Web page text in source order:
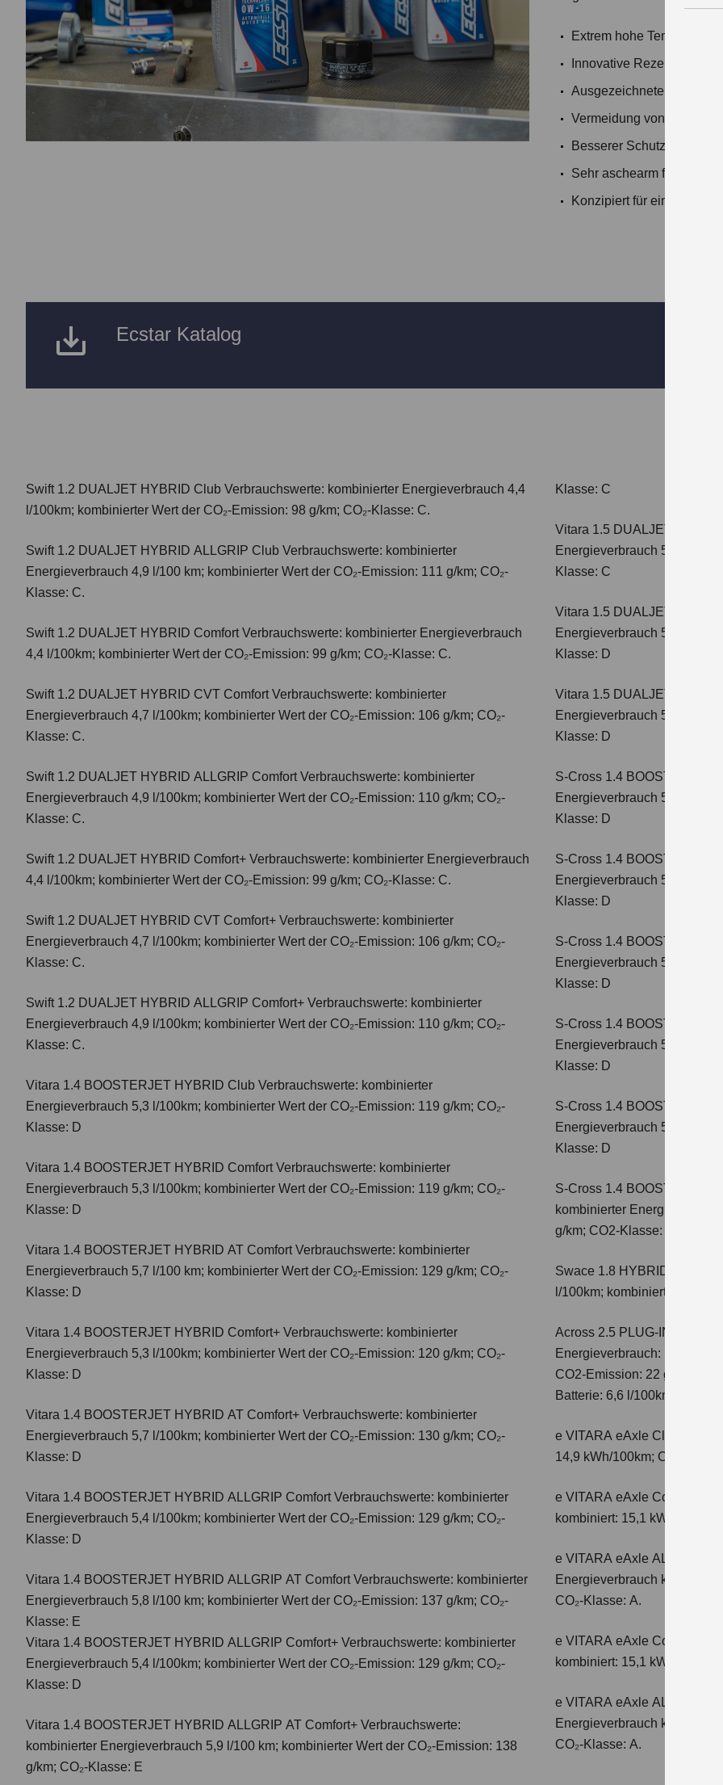
Extrem hohe
Innovative Rezepturen
Ausgezeichnete
Vermeidung von
Besserer Schutz vor
Sehr aschearm für
Konzipiert für eine lange
Ecstar Katalog
Swift 1.2 DUALJET HYBRID Club Verbrauchswerte: kombinierter Energieverbrauch 4,4
l/100km; kombinierter Wert der CO₂-Emission: 98 g/km; CO₂-Klasse: C.
Swift 1.2 DUALJET HYBRID ALLGRIP Club Verbrauchswerte: kombinierter
Energieverbrauch 4,9 l/100 km; kombinierter Wert der CO₂-Emission: 111 g/km; CO₂-
Klasse: C.
Swift 1.2 DUALJET HYBRID ComfortVerbrauchswerte: kombinierter Energieverbrauch
4,4 l/100km; kombinierter Wert der CO₂-Emission: 99 g/km; CO₂-Klasse: C.
Swift 1.2 DUALJET HYBRID CVT ComfortVerbrauchswerte: kombinierter
Energieverbrauch 4,7 l/100km; kombinierter Wert der CO₂-Emission: 106 g/km; CO₂-
Klasse: C.
Swift 1.2 DUALJET HYBRID ALLGRIP ComfortVerbrauchswerte: kombinierter
Energieverbrauch 4,9 l/100km; kombinierter Wert der CO₂-Emission: 110 g/km; CO₂-
Klasse: C.
Swift 1.2 DUALJET HYBRID Comfort+ Verbrauchswerte: kombinierter Energieverbrauch
4,4 l/100km; kombinierter Wert der CO₂-Emission: 99 g/km; CO₂-Klasse: C.
Swift 1.2 DUALJET HYBRID CVT Comfort+ Verbrauchswerte: kombinierter
Energieverbrauch 4,7 l/100km; kombinierter Wert der CO₂-Emission: 106 g/km; CO₂-
Klasse: C.
Swift 1.2 DUALJET HYBRID ALLGRIP Comfort+ Verbrauchswerte: kombinierter
Energieverbrauch 4,9 l/100km; kombinierter Wert der CO₂-Emission: 110 g/km; CO₂-
Klasse: C.
Vitara 1.4 BOOSTERJET HYBRID Club Verbrauchswerte: kombinierter
Energieverbrauch 5,3 l/100km; kombinierter Wert der CO₂-Emission: 119 g/km; CO₂-
Klasse: D
Vitara 1.4 BOOSTERJET HYBRID ComfortVerbrauchswerte: kombinierter
Energieverbrauch 5,3 l/100km; kombinierter Wert der CO₂-Emission: 119 g/km; CO₂-
Klasse: D
Vitara 1.4 BOOSTERJET HYBRID AT ComfortVerbrauchswerte: kombinierter
Energieverbrauch 5,7 l/100 km; kombinierter Wert der CO₂-Emission: 129 g/km; CO₂-
Klasse: D
Vitara 1.4 BOOSTERJET HYBRID Comfort+ Verbrauchswerte: kombinierter
Energieverbrauch 5,3 l/100km; kombinierter Wert der CO₂-Emission: 120 g/km; CO₂-
Klasse: D
Vitara 1.4 BOOSTERJET HYBRID AT Comfort+ Verbrauchswerte: kombinierter
Energieverbrauch 5,7 l/100km; kombinierter Wert der CO₂-Emission: 130 g/km; CO₂-
Klasse: D
Vitara 1.4 BOOSTERJET HYBRID ALLGRIP ComfortVerbrauchswerte: kombinierter
Energieverbrauch 5,4 l/100km; kombinierter Wert der CO₂-Emission: 129 g/km; CO₂-
Klasse: D
Vitara 1.4 BOOSTERJET HYBRID ALLGRIP AT ComfortVerbrauchswerte: kombinierter
Energieverbrauch 5,8 l/100 km; kombinierter Wert der CO₂-Emission: 137 g/km; CO₂-
Klasse: E
Vitara 1.4 BOOSTERJET HYBRID ALLGRIP Comfort+ Verbrauchswerte: kombinierter
Energieverbrauch 5,4 l/100km; kombinierter Wert der CO₂-Emission: 129 g/km; CO₂-
Klasse: D
Vitara 1.4 BOOSTERJET HYBRID ALLGRIP AT Comfort+ Verbrauchswerte:
kombinierter Energieverbrauch 5,9 l/100 km; kombinierter Wert der CO₂-Emission: 138
g/km; CO₂-Klasse: E
Klasse: C
Vitara 1.5 DUALJET
Energieverbrauch 5,0 l/
Klasse: C
Vitara 1.5 DUALJET
Energieverbrauch 5,6 l/
Klasse: D
Vitara 1.5 DUALJET
Energieverbrauch 5,6 l/
Klasse: D
S-Cross 1.4 BOOSTERJET
Energieverbrauch 5,4 l/100
Klasse: D
S-Cross 1.4 BOOSTERJET
Energieverbrauch 5,4 l/100
Klasse: D
S-Cross 1.4 BOOSTERJET
Energieverbrauch 5,8 l/100
Klasse: D
S-Cross 1.4 BOOSTERJET
Energieverbrauch 5,6 l/100
Klasse: D
S-Cross 1.4 BOOSTERJET
Energieverbrauch 5,7 l/100
Klasse: D
S-Cross 1.4 BOOSTERJET
kombinierter
g/km; CO2-Klasse: E
Swace 1.8 HYBRID CVT
l/100km; kombinierter Wert
Across 2.5 PLUG-IN
Energieverbrauch: 17,1kWh/
CO2-Emission: 22 g/km;
Batterie: 6,6 l/100km; CO2-
e VITARA eAxle Club (49
14,9 kWh/100km; CO₂-
e VITARA eAxle Comfort (61
kombiniert: 15,1 kWh/
e VITARA eAxle ALLGRIP-e
Energieverbrauch
CO₂-Klasse: A.
e VITARA eAxle Comfort+
kombiniert: 15,1 kWh/
e VITARA eAxle ALLGRIP-e
Energieverbrauch
CO₂-Klasse: A.